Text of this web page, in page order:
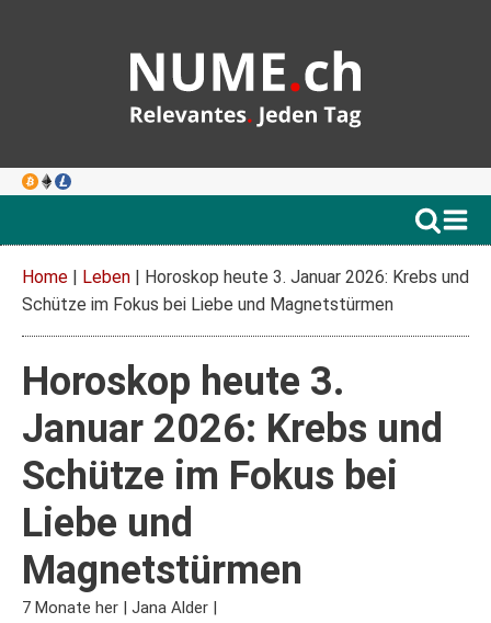
Home | Leben | Horoskop heute 3. Januar 2026: Krebs und
Schütze im Fokus bei Liebe und Magnetstürmen
Horoskop heute 3.
Januar 2026: Krebs und
Schütze im Fokus bei
Liebe und
Magnetstürmen
7 Monate her | Jana Alder |